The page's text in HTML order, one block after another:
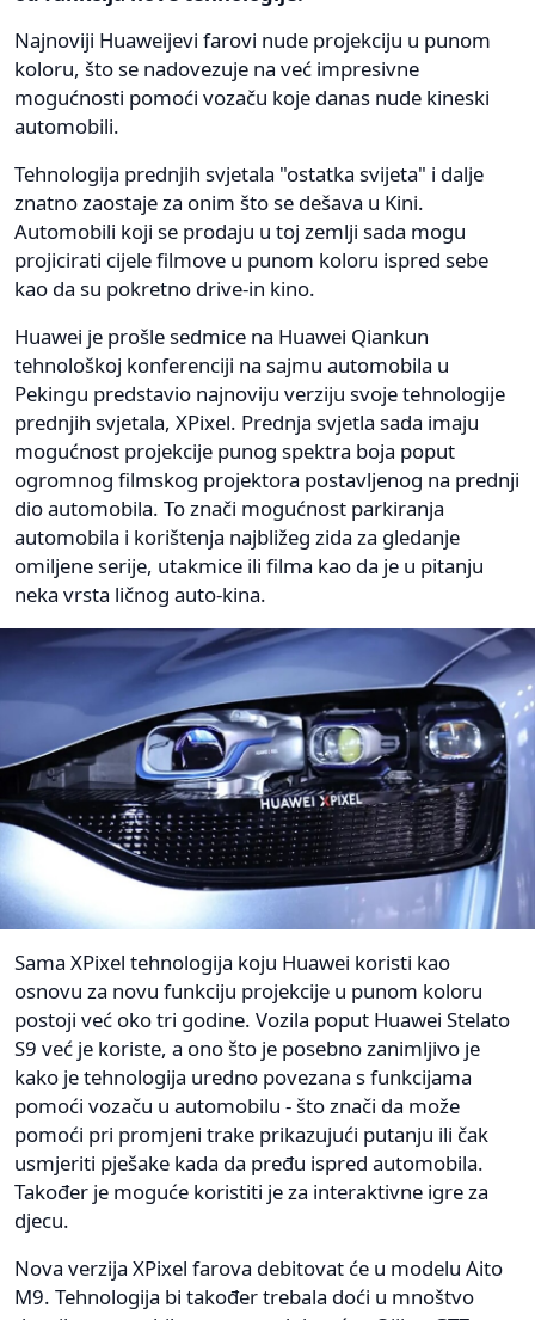
Najnoviji Huaweijevi farovi nude projekciju u punom
koloru, što se nadovezuje na već impresivne
mogućnosti pomoći vozaču koje danas nude kineski
automobili.
Tehnologija prednjih svjetala "ostatka svijeta" i dalje
znatno zaostaje za onim što se dešava u Kini.
Automobili koji se prodaju u toj zemlji sada mogu
projicirati cijele filmove u punom koloru ispred sebe
kao da su pokretno drive-in kino.
Huawei je prošle sedmice na Huawei Qiankun
tehnološkoj konferenciji na sajmu automobila u
Pekingu predstavio najnoviju verziju svoje tehnologije
prednjih svjetala, XPixel. Prednja svjetla sada imaju
mogućnost projekcije punog spektra boja poput
ogromnog filmskog projektora postavljenog na prednji
dio automobila. To znači mogućnost parkiranja
automobila i korištenja najbližeg zida za gledanje
omiljene serije, utakmice ili filma kao da je u pitanju
neka vrsta ličnog auto-kina.
Sama XPixel tehnologija koju Huawei koristi kao
osnovu za novu funkciju projekcije u punom koloru
postoji već oko tri godine. Vozila poput Huawei Stelato
S9 već je koriste, a ono što je posebno zanimljivo je
kako je tehnologija uredno povezana s funkcijama
pomoći vozaču u automobilu - što znači da može
pomoći pri promjeni trake prikazujući putanju ili čak
usmjeriti pješake kada da pređu ispred automobila.
Također je moguće koristiti je za interaktivne igre za
djecu.
Nova verzija XPixel farova debitovat će u modelu Aito
M9. Tehnologija bi također trebala doći u mnoštvo